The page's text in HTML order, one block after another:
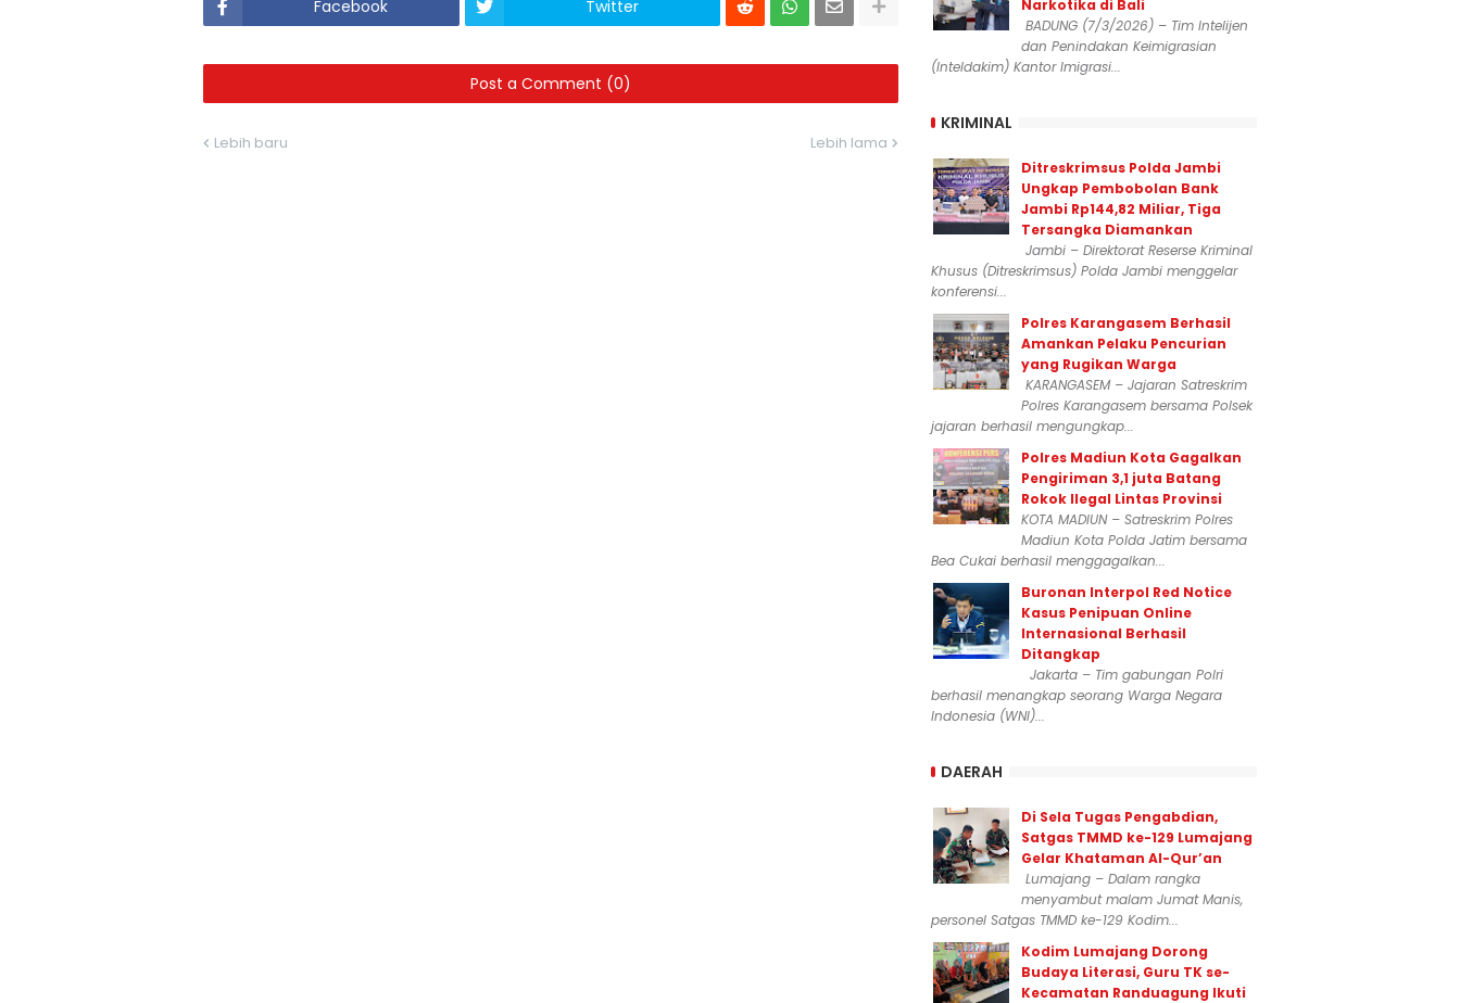
Facebook Twitter
Post a Comment (0)
Lebih baru Lebih lama
Narkotika di Bali
BADUNG (7/3/2026) – Tim Intelijen
dan Penindakan Keimigrasian
(Inteldakim) Kantor Imigrasi...
KRIMINAL
Ditreskrimsus Polda Jambi
Ungkap Pembobolan Bank
Jambi Rp144,82 Miliar, Tiga
Tersangka Diamankan
Jambi – Direktorat Reserse Kriminal
Khusus (Ditreskrimsus) Polda Jambi menggelar
konferensi...
Polres Karangasem Berhasil
Amankan Pelaku Pencurian
yang Rugikan Warga
KARANGASEM – Jajaran Satreskrim
Polres Karangasem bersama Polsek
jajaran berhasil mengungkap...
Polres Madiun Kota Gagalkan
Pengiriman 3,1 juta Batang
Rokok Ilegal Lintas Provinsi
KOTA MADIUN – Satreskrim Polres
Madiun Kota Polda Jatim bersama
Bea Cukai berhasil menggagalkan...
Buronan Interpol Red Notice
Kasus Penipuan Online
Internasional Berhasil
Ditangkap
Jakarta – Tim gabungan Polri
berhasil menangkap seorang Warga Negara
Indonesia (WNI)...
DAERAH
Di Sela Tugas Pengabdian,
Satgas TMMD ke-129 Lumajang
Gelar Khataman Al-Qur’an
Lumajang – Dalam rangka
menyambut malam Jumat Manis,
personel Satgas TMMD ke-129 Kodim...
Kodim Lumajang Dorong
Budaya Literasi, Guru TK se-
Kecamatan Randuagung Ikuti